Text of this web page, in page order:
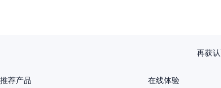
再获
推荐产品 在线体验